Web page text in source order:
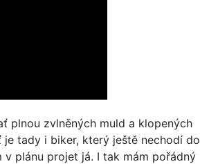
plnou zvlněných muld a klopených
tady i biker, který ještě nechodí do
plánu projet já. I tak mám pořádný